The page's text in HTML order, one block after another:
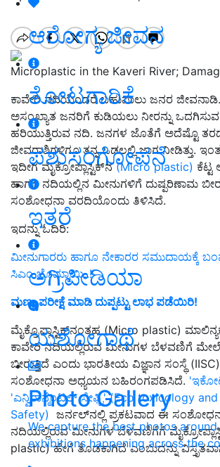
ಆರೋಗ್ಯ ಜೀವನ
ತೋಟಗಾರಿಕೆ
ಪಶುಸಂಗೋಪನೆ
ಇತರೆ
ಅಗ್ರಿಪೀಡಿಯಾ
ಯಶೋಗಾಥೆ
Photo Gallery
We capture the best photos around
exhibitions happening across the
Microplastic in the Kaveri River;
ಕಾವೇರಿ ನದಿಯೆಂದರೆ ಬಹುಪಾಲು ಜನರ
ಅಸಂಖ್ಯಾತ ಜನರಿಗೆ ಕುಡಿಯಲು ನೀರನ್ನು
ಹರಿಯುತ್ತಿರುವ ನದಿ. ಜನಗಳ ಜೊತೆಗೆ ಅದೆಷ್ಟೊ
ಜೀವರಾಶಿಗಳಿಗೂ ತನ್ನ ಒಡಲಲ್ಲಿ ಜಾಗ ನೀಡಿತ್ತು.
ಇದೀಗ ಮೈಕ್ರೋಪ್ಲಾಸ್ಟಿಕ್‌ನ(Micro plastic)
ಹಾಗೂ ನದಿಯಲ್ಲಿನ ಮೀನುಗಳಿಗೆ ದುಷ್ಪರಿಣಾಮ
ಸಂಶೋಧನಾ ವರದಿಯೊಂದು ತಿಳಿಸಿದೆ.
ಇದನ್ನು ಓದಿರಿ:
ಮೀನುಗಾರರು ಹಾಗೂ ನೇಕಾರರ ಸಮುದಾಯಕ್ಕೆ
ಸಿಎಂ ಬೊಮ್ಮಾಯಿ..!
ಮಣ್ಣು ಪರೀಕ್ಷೆ ಮಾಡಿ ದುಪ್ಪಟ್ಟು ಲಾಭ ಪಡೆಯಿರಿ!
ಮೈಕ್ರೊಪ್ಲಾಸ್ಟಿಕ್‌ನಂತಹ (Micro plastic)
ಕಾವೇರಿ ನದಿಯಲ್ಲಿರುವ ಮೀನುಗಳ ಬೆಳವಣಿಗೆ
ಬೀರುತ್ತಿದೆ ಎಂದು ಭಾರತೀಯ ವಿಜ್ಞಾನ ಸಂಸ್ಥೆ
ಸಂಶೋಧನಾ ಅಧ್ಯಯನ ಬಹಿರಂಗಪಡಿಸಿದೆ.
'ಎನ್ವಿರಾನ್ಮೆಂಟಲ್ ಸೇಫ್ಟಿ' (Eco toxicology
Safety) ಜರ್ನಲ್‌ನಲ್ಲಿ ಪ್ರಕಟವಾದ ಈ
ನದಿಯಲ್ಲಿರುವ ಮೀನುಗಳ ಬೆಳವಣಿಗೆಗೆ
plastic) ಹೇಗೆ ತೊಡಕಾಗಿದೆ ಎಂಬುದನ್ನು